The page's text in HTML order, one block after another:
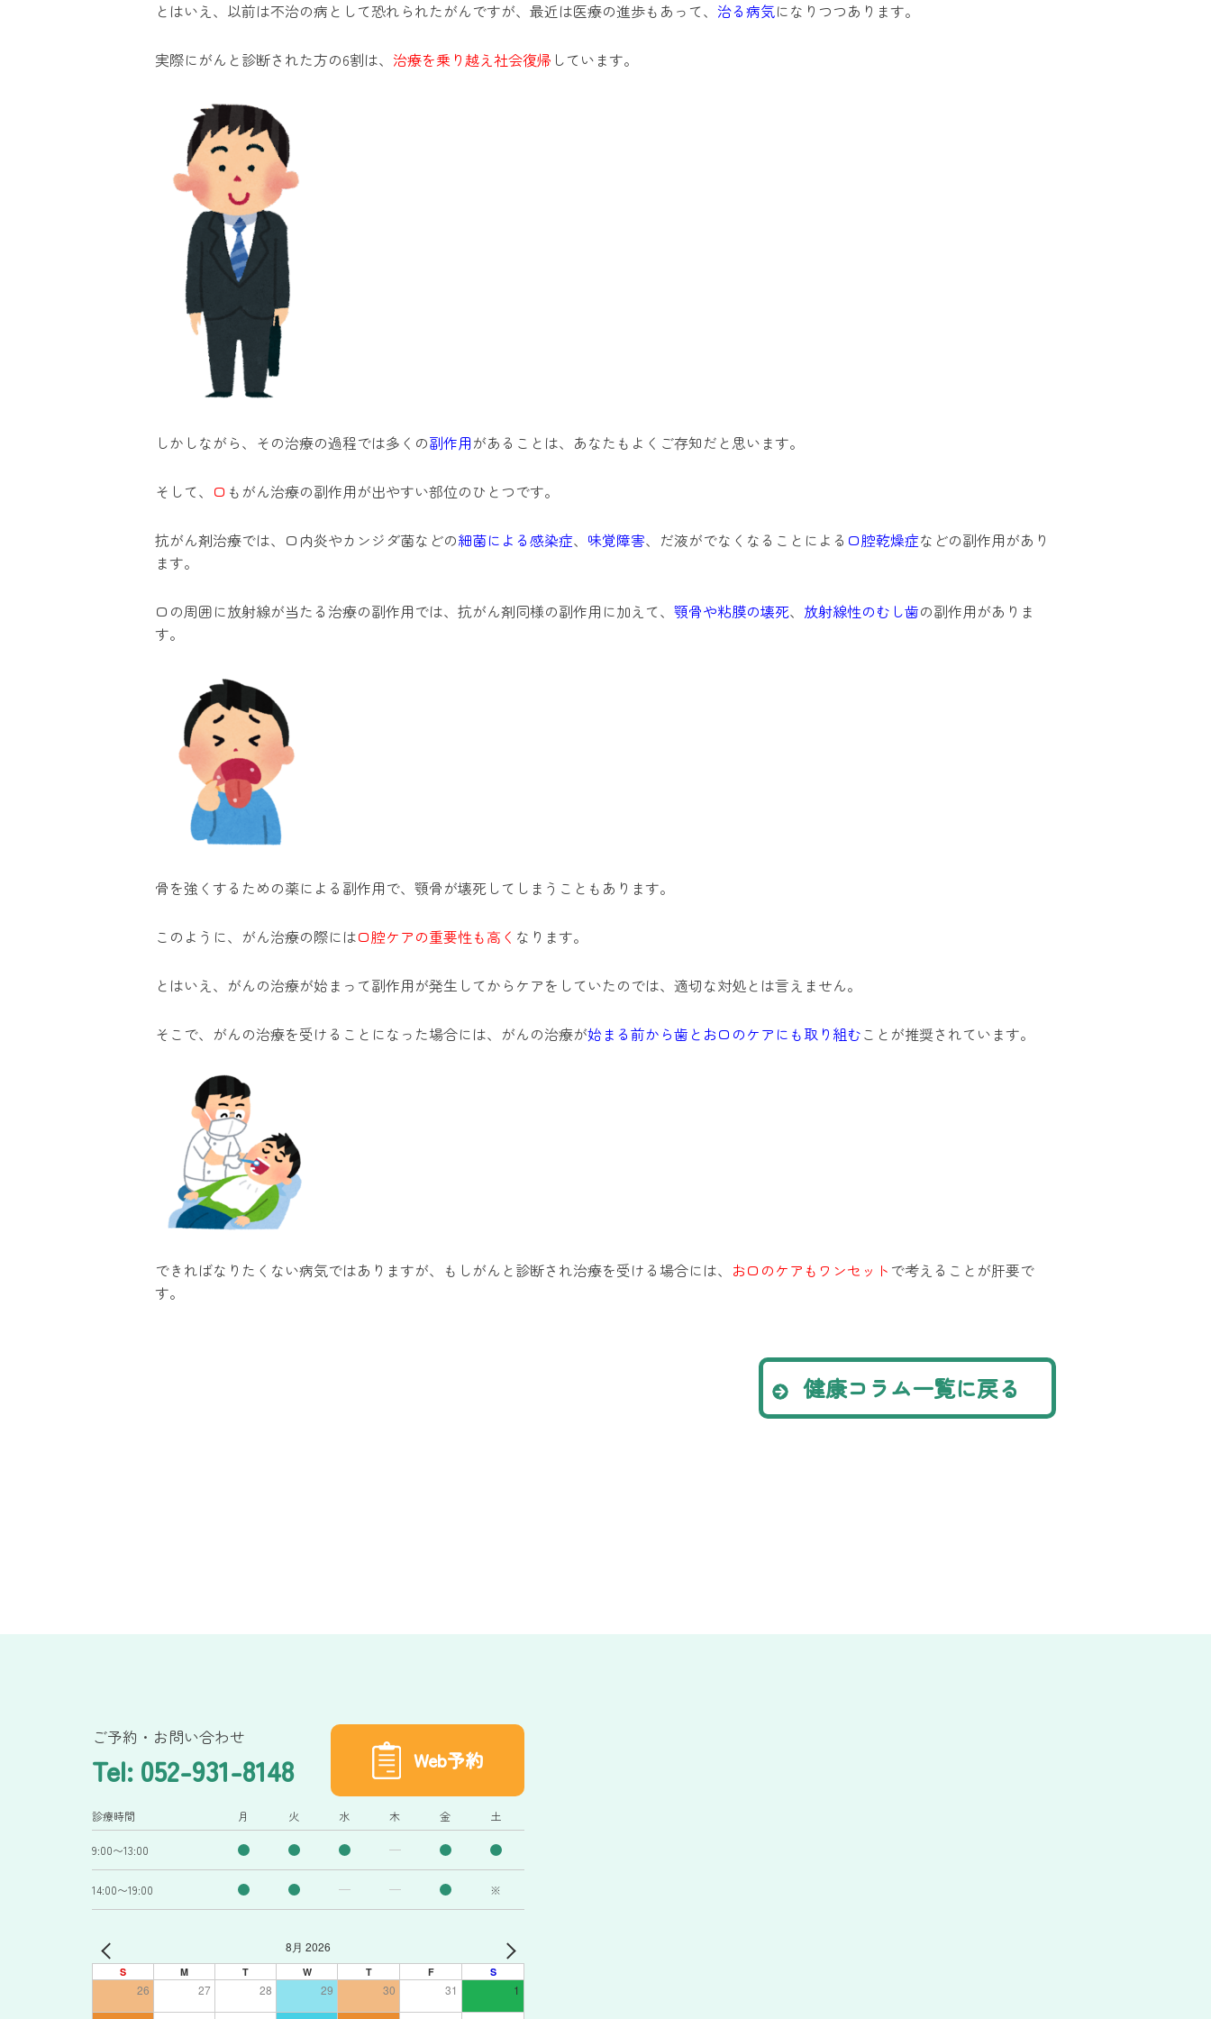
とはいえ、以前は不治の病として恐れられたがんですが、最近は医療の進歩もあって、 治る病気になりつつあります。
実際にがんと診断された方の6割は、 治療を乗り越え社会復帰 しています。
しかしながら、その治療の過程では多くの副作用があることは、あなたもよくご存知だと思います。
そして、 口 もがん治療の副作用が出やすい部位のひとつです。
抗がん剤治療では、口内炎やカンジダ菌などの細菌による感染症、 味覚障害、だ液がでなくなることによる 口腔乾燥症などの副作用があり
ます。
口の周囲に放射線が当たる治療の副作用では、抗がん剤同様の副作用に加えて、 顎骨や粘膜の壊死、 放射線性のむし歯の副作用がありま
す。
骨を強くするための薬による副作用で、顎骨が壊死してしまうこともあります。
このように、がん治療の際には口腔ケアの重要性も高く なります。
とはいえ、がんの治療が始まって副作用が発生してからケアをしていたのでは、適切な対処とは言えません。
そこで、がんの治療を受けることになった場合には、がんの治療が始まる前から歯とお口のケアにも取り組むことが推奨されています。
できればなりたくない病気ではありますが、もしがんと診断され治療を受ける場合には、 お口のケアもワンセット で考えることが肝要で
す。
健康コラム一覧に戻る
ご予約・お問い合わせ
Tel: 052-931-8148 Web予約
診療時間 月 火 水 木 金 土
9:00〜13:00
14:00〜19:00 ※
8月 2026
S M T W T F S
26 27 28 29 30 31 1